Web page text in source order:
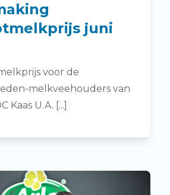
juni
voor de
melkveehouders van
Kaas U.A. [...]